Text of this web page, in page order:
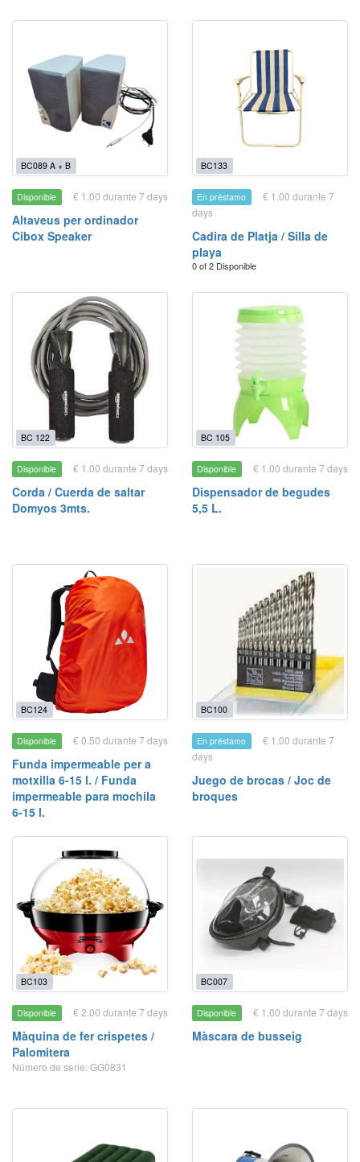
BC089 A + B
Disponible € 1.00 durante 7 days
Altaveus per ordinador
Cibox Speaker
BC133
En préstamo
€ 1.00 durante 7
days
Cadira de Platja / Silla de
playa
0 of 2 Disponible
BC 122
Disponible € 1.00 durante 7 days
Corda / Cuerda de saltar
Domyos 3mts.
BC 105
Disponible € 1.00 durante 7 days
Dispensador de begudes
5,5 L.
BC124
Disponible € 0.50 durante 7 days
Funda impermeable per a
motxilla 6-15 l. / Funda
impermeable para mochila
6-15 l.
BC100
En préstamo
€ 1.00 durante 7
days
Juego de brocas / Joc de
broques
BC103
Disponible € 2.00 durante 7 days
Màquina de fer crispetes /
Palomitera
Número de serie: GG0831
BC007
Disponible € 1.00 durante 7 days
Màscara de busseig